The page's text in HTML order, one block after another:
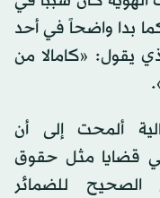
بدا واضحاً في أحد
يقول: «كامالا من
ألمحت إلى أن
قضايا مثل حقوق
الصحيح للضمائر